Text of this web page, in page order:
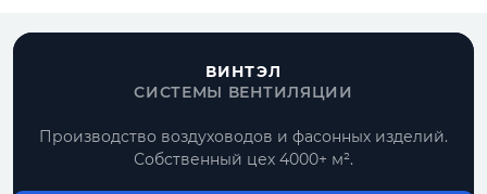
ВИНТЭЛ
СИСТЕМЫ ВЕНТИЛЯЦИИ
Производство воздуховодов и фасонных изделий.
Собственный цех 4000+ м².